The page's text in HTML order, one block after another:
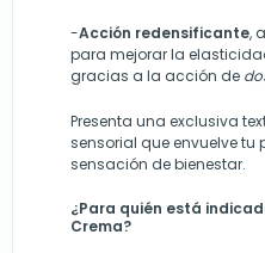
-Acción redensificante,
para mejorar la
gracias a la acción de
Presenta una exclusiva
sensorial que envuelve
sensación de bienestar.
¿Para quién está
Crema?